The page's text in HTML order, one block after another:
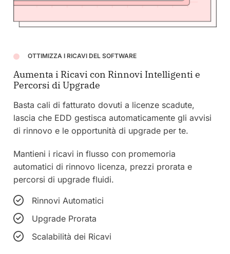
OTTIMIZZA I RICAVI DEL SOFTWARE
Aumenta i Ricavi con Rinnovi Intelligenti e
Percorsi di Upgrade
Basta cali di fatturato dovuti a licenze scadute,
lascia che EDD gestisca automaticamente gli avvisi
di rinnovo e le opportunità di upgrade per te.
Mantieni i ricavi in flusso con promemoria
automatici di rinnovo licenza, prezzi prorata e
percorsi di upgrade fluidi.
Rinnovi Automatici
Upgrade Prorata
Scalabilità dei Ricavi